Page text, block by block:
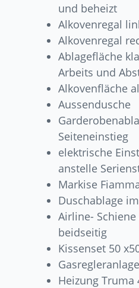
und beheizt
Alkovenregal
Alkovenregal
Ablagefläche
Arbeits und
Alkovenfläche
Aussendusche
Seiteneinstieg
elektrische
anstelle
Markise
Duschablage
Airline-
beidseitig
Kissenset 50
Heizung Truma